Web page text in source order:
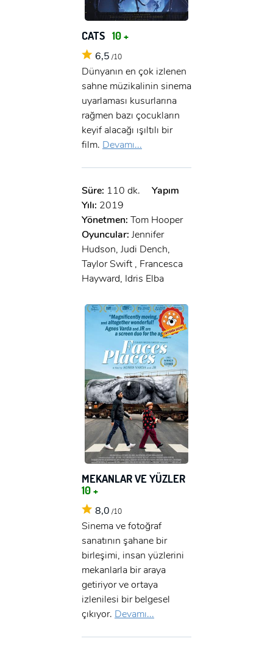
CATS 10 +
6,5 /10
Dünyanın en çok izlenen
sahne müzikalinin sinema
uyarlaması kusurlarına
rağmen bazı çocukların
keyif alacağı ışıltılı bir
film. Devamı...
Süre: 110 dk.
Yapım
Yılı: 2019
Yönetmen: Tom Hooper
Oyuncular: Jennifer
Hudson, Judi Dench,
Taylor Swift , Francesca
Hayward, Idris Elba
MEKANLAR VE YÜZLER
10 +
8,0 /10
Sinema ve fotoğraf
sanatının şahane bir
birleşimi, insan yüzlerini
mekanlarla bir araya
getiriyor ve ortaya
izlenilesi bir belgesel
çıkıyor. Devamı...